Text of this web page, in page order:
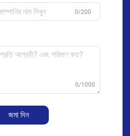
0/200
0/1000
জমা দিন